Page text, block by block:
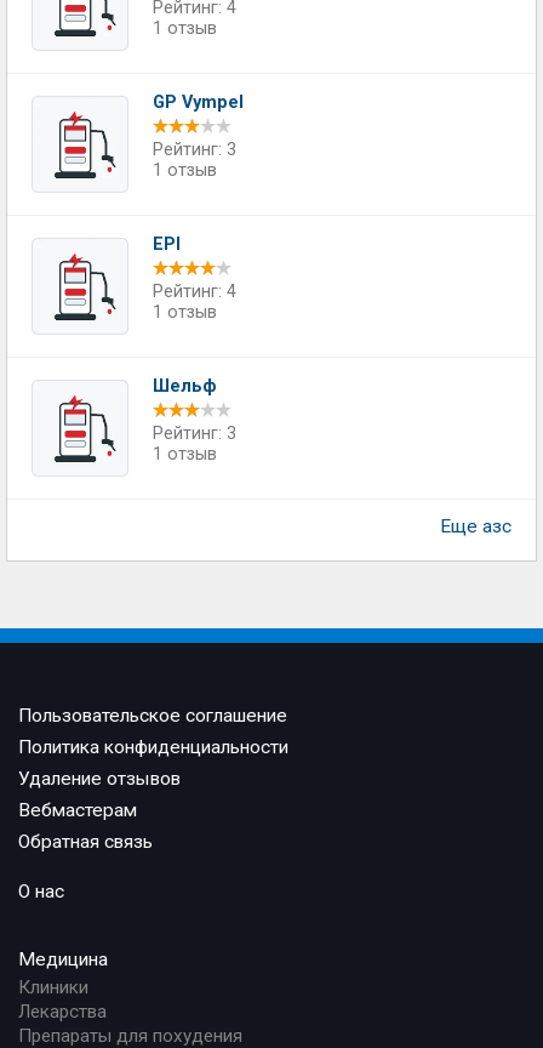
Рейтинг: 4
1 отзыв
GP Vympel
Рейтинг: 3
1 отзыв
EPI
Рейтинг: 4
1 отзыв
Шельф
Рейтинг: 3
1 отзыв
Еще азс
Пользовательское соглашение
Политика конфиденциальности
Удаление отзывов
Вебмастерам
Обратная связь
О нас
Медицина
Клиники
Лекарства
Препараты для похудения